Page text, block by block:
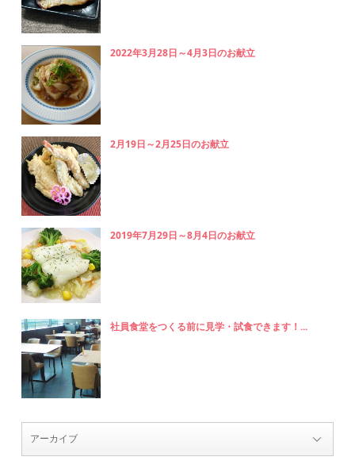
2022年3月28日～4月3日のお献立
2月19日～2月25日のお献立
2019年7月29日～8月4日のお献立
社員食堂をつくる前に見学・試食できます！...